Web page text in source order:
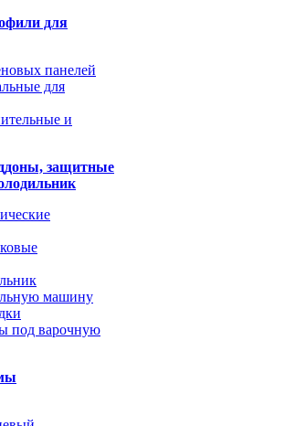
для
панелей
для
и
защитные
машину
под варочную